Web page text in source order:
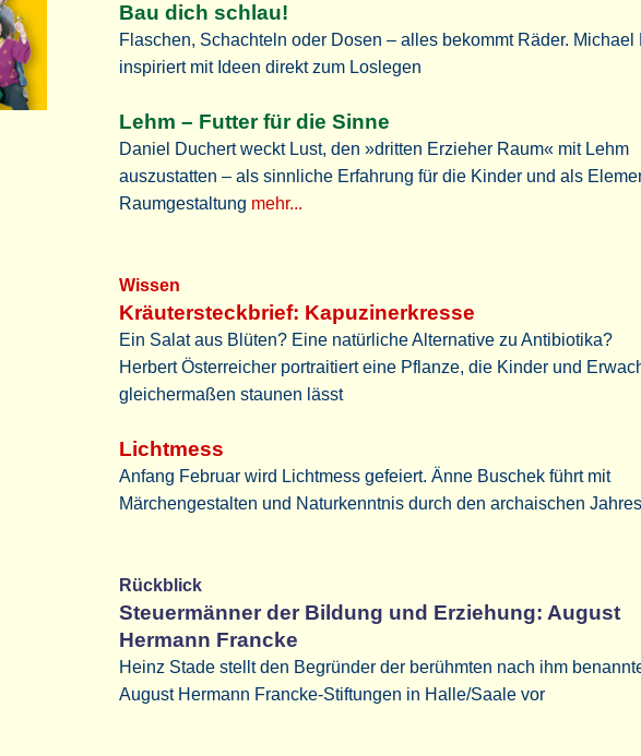
Bau dich schlau!
Flaschen, Schachteln oder Dosen – alles bekommt Räder. Michael
inspiriert mit Ideen direkt zum Loslegen
Lehm – Futter für die Sinne
Daniel Duchert weckt Lust, den »dritten Erzieher Raum« mit Lehm
auszustatten – als sinnliche Erfahrung für die Kinder und als
Raumgestaltung mehr...
Wissen
Kräutersteckbrief: Kapuzinerkresse
Ein Salat aus Blüten? Eine natürliche Alternative zu Antibiotika?
Herbert Österreicher portraitiert eine Pflanze, die Kinder und
gleichermaßen staunen lässt
Lichtmess
Anfang Februar wird Lichtmess gefeiert. Änne Buschek führt mit
Märchengestalten und Naturkenntnis durch den archaischen
Rückblick
Steuermänner der Bildung und Erziehung: August
Hermann Francke
Heinz Stade stellt den Begründer der berühmten nach ihm
August Hermann Francke-Stiftungen in Halle/Saale vor